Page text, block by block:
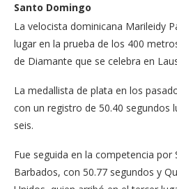
Santo Domingo
La velocista dominicana Marileidy
lugar en la prueba de los 400
de Diamante que se celebra en
La medallista de plata en los
con un registro de 50.40 segundos
seis.
Fue seguida en la competencia por
Barbados, con 50.77 segundos y